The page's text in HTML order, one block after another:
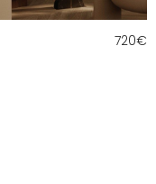
720€